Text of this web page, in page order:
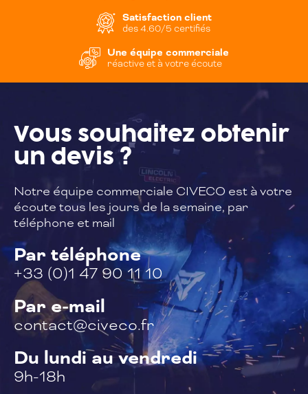
Satisfaction client
des 4.60/5 certifiés
Une équipe commerciale
réactive et à votre écoute
Vous souhaitez obtenir
un devis ?
Notre équipe commerciale CIVECO est àvotre
écoute tous les jours de la semaine, par
téléphone et mail
Par téléphone
+33 (0)1 47 90 11 10
Par e-mail
contact@civeco.fr
Du lundi au vendredi
9h-18h